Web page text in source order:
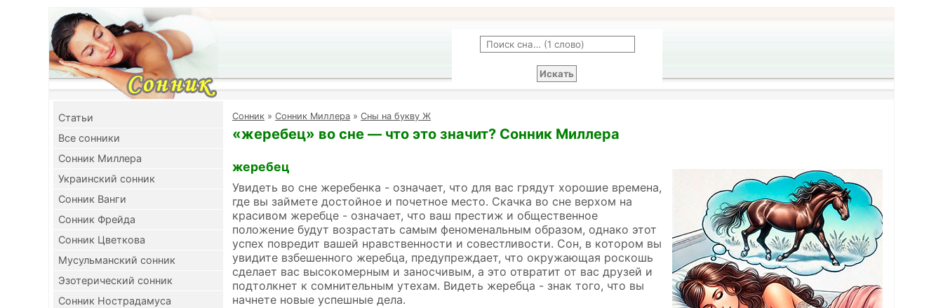
Cтатьи
Все сонники
Сонник Миллера
Украинский сонник
Сонник Ванги
Сонник Фрейда
Сонник Цветкова
Мусульманский сонник
Эзотерический сонник
Сонник Нострадамуса
Cонник » Сонник Миллера » Сны на букву Ж
«жеребец» во сне — что это значит? Сонник Миллера
жеребец
Увидеть во сне жеребенка - означает, что для вас грядут хорошие времена,
где вы займете достойное и почетное место. Скачка во сне верхом на
красивом жеребце - означает, что ваш престиж и общественное
положение будут возрастать самым феноменальным образом, однако этот
успех повредит вашей нравственности и совестливости. Сон, в котором вы
увидите взбешенного жеребца, предупреждает, что окружающая роскошь
сделает вас высокомерным и заносчивым, а это отвратит от вас друзей и
подтолкнет к сомнительным утехам. Видеть жеребца - знак того, что вы
начнете новые успешные дела.